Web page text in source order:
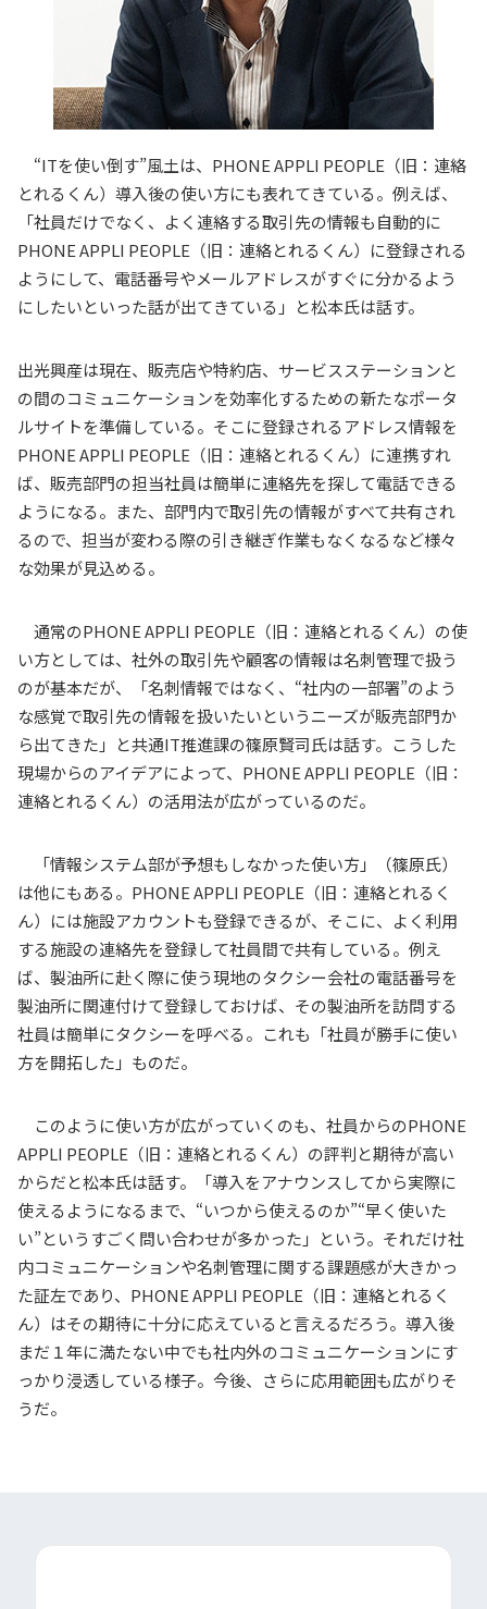
“ITを使い倒す”風土は、 PHONE APPLI PEOPLE （旧：連絡
とれるくん）導入後の使い方にも表れてきている。例えば、
「社員だけでなく、よく連絡する取引先の情報も自動的に
PHONE APPLI PEOPLE （旧：連絡とれるくん）に登録される
ようにして、電話番号やメールアドレスがすぐに分かるよう
にしたいといった話が出てきている」と松本氏は話す。
出光興産は現在、販売店や特約店、サービスステーションと
の間のコミュニケーションを効率化するための新たなポータ
ルサイトを準備している。そこに登録されるアドレス情報を
PHONE APPLI PEOPLE （旧：連絡とれるくん）に連携すれ
ば、販売部門の担当社員は簡単に連絡先を探して電話できる
ようになる。また、部門内で取引先の情報がすべて共有され
るので、担当が変わる際の引き継ぎ作業もなくなるなど様々
な効果が見込める。
通常のPHONE APPLI PEOPLE （旧：連絡とれるくん）の使
い方としては、社外の取引先や顧客の情報は名刺管理で扱う
のが基本だが、「名刺情報ではなく、 “社内の一部署”のよう
な感覚で取引先の情報を扱いたいというニーズが販売部門か
ら出てきた」と共通IT推進課の篠原賢司氏は話す。こうした
現場からのアイデアによって、 PHONE APPLI PEOPLE （旧：
連絡とれるくん）の活用法が広がっているのだ。
「情報システム部が予想もしなかった使い方」（篠原氏）
は他にもある。 PHONE APPLI PEOPLE （旧：連絡とれるく
ん）には施設アカウントも登録できるが、そこに、よく利用
する施設の連絡先を登録して社員間で共有している。例え
ば、製油所に赴く際に使う現地のタクシー会社の電話番号を
製油所に関連付けて登録しておけば、その製油所を訪問する
社員は簡単にタクシーを呼べる。これも「社員が勝手に使い
方を開拓した」ものだ。
このように使い方が広がっていくのも、社員からのPHONE
APPLI PEOPLE （旧：連絡とれるくん）の評判と期待が高い
からだと松本氏は話す。「導入をアナウンスしてから実際に
使えるようになるまで、 “いつから使えるのか”“早く使いた
い”というすごく問い合わせが多かった」という。それだけ社
内コミュニケーションや名刺管理に関する課題感が大きかっ
た証左であり、 PHONE APPLI PEOPLE （旧：連絡とれるく
ん）はその期待に十分に応えていると言えるだろう。導入後
まだ１年に満たない中でも社内外のコミュニケーションにす
っかり浸透している様子。今後、さらに応用範囲も広がりそ
うだ。